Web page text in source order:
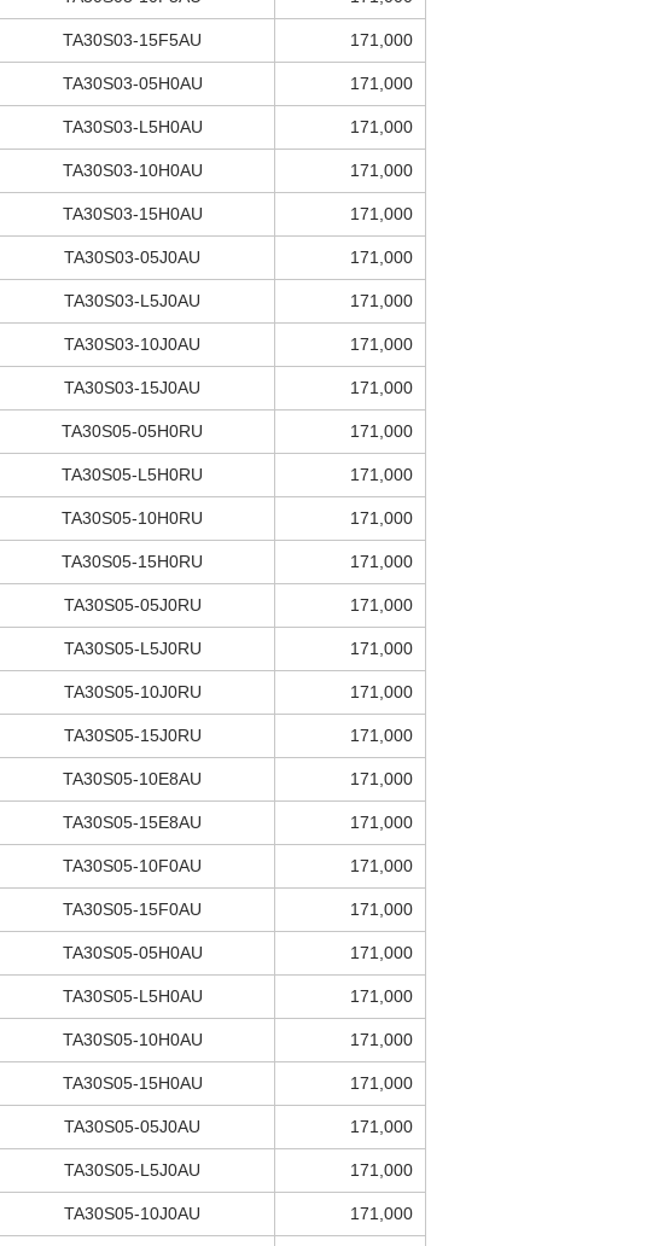
TA30S03-15F5AU 171,000
TA30S03-05H0AU 171,000
TA30S03-L5H0AU 171,000
TA30S03-10H0AU 171,000
TA30S03-15H0AU 171,000
TA30S03-05J0AU 171,000
TA30S03-L5J0AU 171,000
TA30S03-10J0AU 171,000
TA30S03-15J0AU 171,000
TA30S05-05H0RU 171,000
TA30S05-L5H0RU 171,000
TA30S05-10H0RU 171,000
TA30S05-15H0RU 171,000
TA30S05-05J0RU 171,000
TA30S05-L5J0RU 171,000
TA30S05-10J0RU 171,000
TA30S05-15J0RU 171,000
TA30S05-10E8AU 171,000
TA30S05-15E8AU 171,000
TA30S05-10F0AU 171,000
TA30S05-15F0AU 171,000
TA30S05-05H0AU 171,000
TA30S05-L5H0AU 171,000
TA30S05-10H0AU 171,000
TA30S05-15H0AU 171,000
TA30S05-05J0AU 171,000
TA30S05-L5J0AU 171,000
TA30S05-10J0AU 171,000